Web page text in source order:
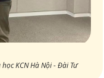
KCN Hà Nội - Đài Tư